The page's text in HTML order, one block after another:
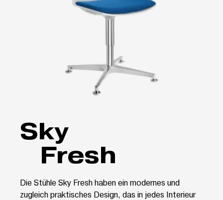
Sky
Fresh
Die Stühle Sky Fresh haben ein modernes und
zugleich praktisches Design, das in jedes Interieur